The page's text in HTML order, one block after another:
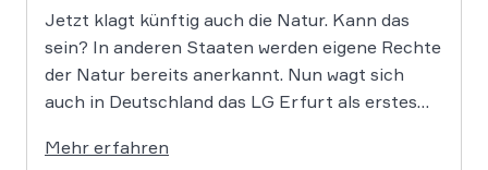
Jetzt klagt künftig auch die Natur. Kann das
sein? In anderen Staaten werden eigene Rechte
der Natur bereits anerkannt. Nun wagt sich
auch in Deutschland das LG Erfurt als erstes
Neuland. Und das ausgerechnet in einem Diesel-
Mehr erfahren